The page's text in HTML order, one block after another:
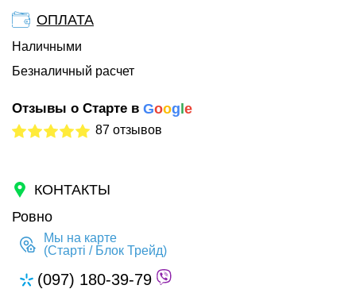
ОПЛАТА
Наличными
Безналичный расчет
Отзывы о Старте в Goog e
87 отзывов
КОНТАКТЫ
Ровно
Мы на карте
(Старті / Блок Трейд)
(097) 180-39-79